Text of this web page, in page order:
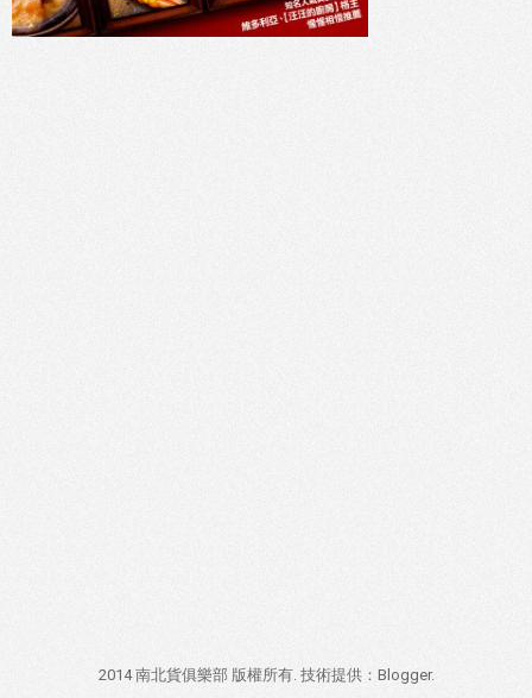
2014 南北貨俱樂部 版權所有. 技術提供： Blogger.